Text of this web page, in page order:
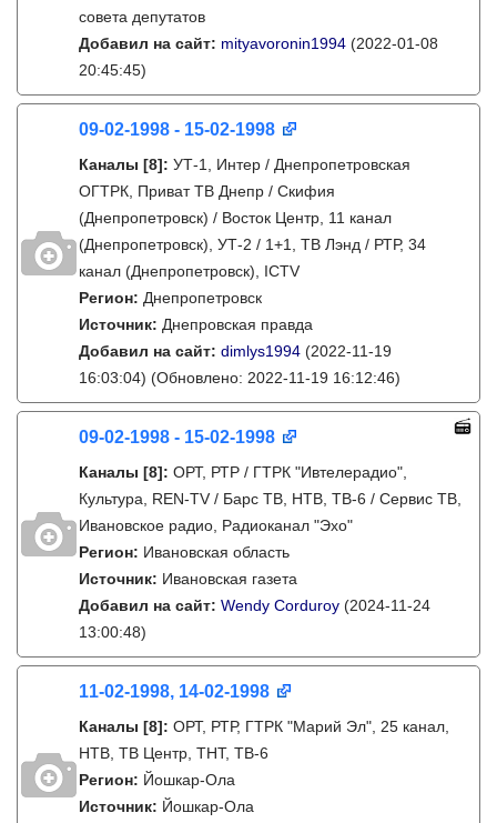
совета депутатов
Добавил на сайт: mityavoronin1994 (2022-01-08
20:45:45)
09-02-1998 - 15-02-1998
Каналы [8]: УТ-1, Интер / Днепропетровская
ОГТРК, Приват ТВ Днепр / Скифия
(Днепропетровск) / Восток Центр, 11 канал
(Днепропетровск), УТ-2 / 1+1, ТВ Лэнд / РТР, 34
канал (Днепропетровск), ICTV
Регион: Днепропетровск
Источник: Днепровская правда
Добавил на сайт: dimlys1994 (2022-11-19
16:03:04) (Обновлено: 2022-11-19 16:12:46)
09-02-1998 - 15-02-1998
Каналы [8]: ОРТ, РТР / ГТРК "Ивтелерадио",
Культура, REN-TV / Барс ТВ, НТВ, ТВ-6 / Сервис ТВ,
Ивановское радио, Радиоканал "Эхо"
Регион: Ивановская область
Источник: Ивановская газета
Добавил на сайт: Wendy Corduroy (2024-11-24
13:00:48)
11-02-1998, 14-02-1998
Каналы [8]: ОРТ, РТР, ГТРК "Марий Эл", 25 канал,
НТВ, ТВ Центр, ТНТ, ТВ-6
Регион: Йошкар-Ола
Источник: Йошкар-Ола